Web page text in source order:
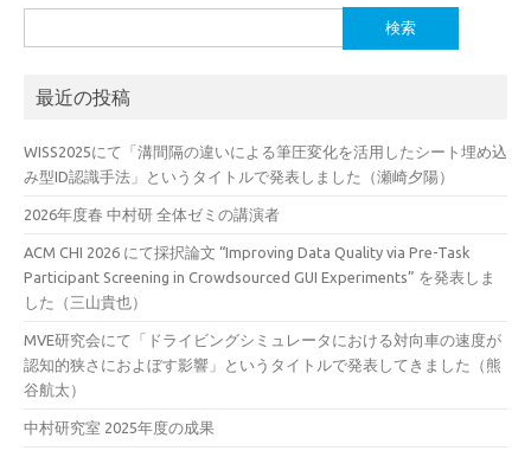
索:
最近の投稿
WISS2025にて「溝間隔の違いによる筆圧変化を活用したシート埋め込
み型ID認識手法」というタイトルで発表しました（瀬崎夕陽）
2026年度春 中村研 全体ゼミの講演者
ACM CHI 2026 にて採択論文 “Improving Data Quality via Pre-Task
Participant Screening in Crowdsourced GUI Experiments” を発表しま
した（三山貴也）
MVE研究会にて「ドライビングシミュレータにおける対向車の速度が
認知的狭さにおよぼす影響」というタイトルで発表してきました（熊
谷航太）
中村研究室 2025年度の成果